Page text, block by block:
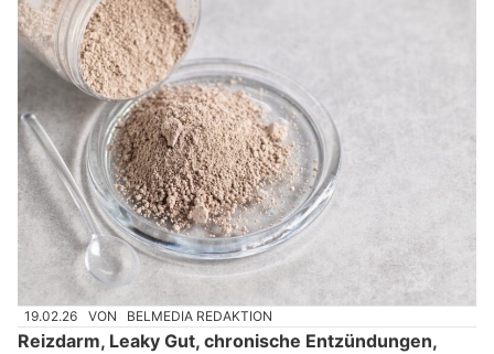
19.02.26 VON BELMEDIA REDAKTION
Reizdarm, Leaky Gut, chronische Entzündungen,